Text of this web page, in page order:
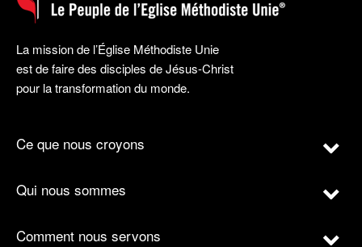
La mission de l’Église Méthodiste Unie
est de faire des disciples de Jésus-Christ
pour la transformation du monde.
Ce que nous croyons
Qui nous sommes
Comment nous servons